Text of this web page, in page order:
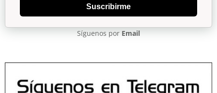
Suscribirme
Síguenos por Email